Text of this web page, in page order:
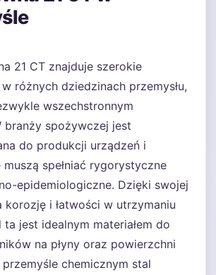
21 CT znajduje szerokie
różnych dziedzinach przemysłu,
wszechstronnym
branży spożywczej jest
do produkcji urządzeń i
spełniać rygorystyczne
epidemiologiczne. Dzięki swojej
korozję i łatwości w utrzymaniu
jest idealnym materiałem do
na płyny oraz powierzchni
chemicznym stal